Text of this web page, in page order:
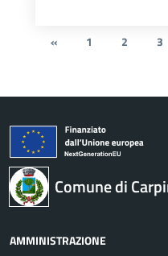
« 1 2 3
Comune di
AMMINISTRAZIONE